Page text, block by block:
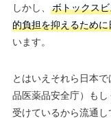
しかし、
ボトックス
的負担を抑えるため
います。
とはいえそれら日本
品医薬品安全庁）も
受けているから流通し